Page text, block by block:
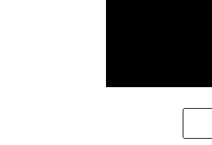
São Nicolau recebe
campeonato